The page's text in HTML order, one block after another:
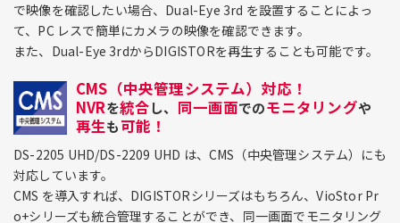
で映像を確認したい場合、Dual-Eye 3rd を設置することによっ
て、PC レスで簡単にカメラの映像を確認できます。
また、Dual-Eye 3rdからDIGISTORを再生することも可能です。
CMS（中央管理システム）対応！
NVRを統合し、 同一画面でのモニタリングや
再生も可能！
DS-2205 UHD/DS-2209 UHD は、CMS（中央管理システム）にも
対応しています。
CMS を導入すれば、DIGISTORシリーズはもちろん、VioStor Pr
o+シリーズも統合管理することができ、同一画面でモニタリング